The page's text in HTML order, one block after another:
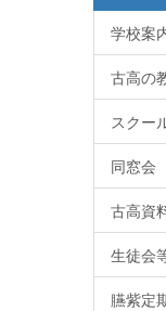
学校案
古高の
スクー
同窓会
古高資
生徒会
臙紫定